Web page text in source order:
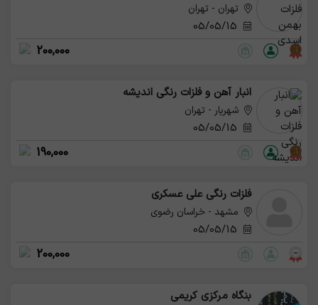
تهران - تهران
200,000
انبار آهن و فلزات رنگی اندیشه
شهریار - تهران
190,000
فلزات رنگی علی عسکری
مشهد - خراسان رضوی
200,000
بنگاه مرکزی کریمی